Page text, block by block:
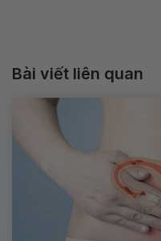
Bài viết liên quan